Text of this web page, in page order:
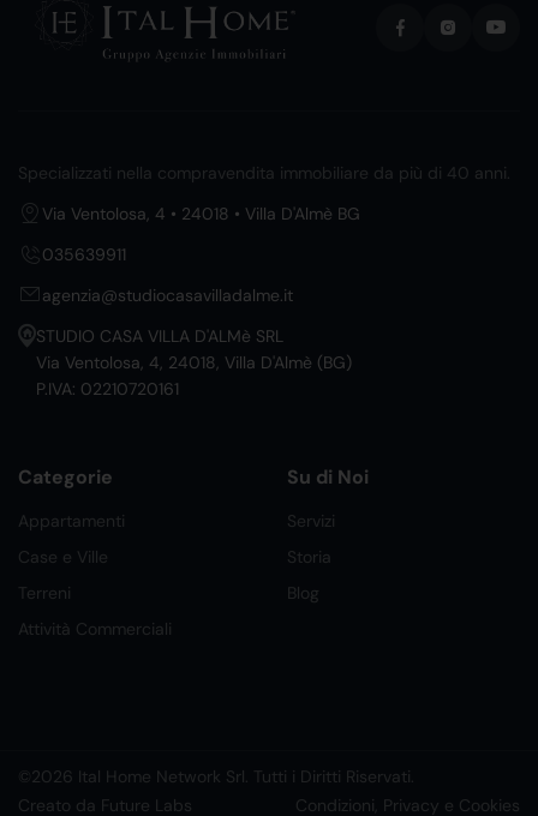
Specializzati nella compravendita immobiliare da più di 40 anni.
Via Ventolosa, 4 • 24018 • Villa D'Almè BG
035639911
agenzia@studiocasavilladalme.it
STUDIO CASA VILLA D'ALMè SRL
Via Ventolosa, 4, 24018, Villa D'Almè (BG)
P.IVA: 02210720161
Categorie
Appartamenti
Case e Ville
Terreni
Attività Commerciali
Su di Noi
Servizi
Storia
Blog
©2026 Ital Home Network Srl. Tutti i Diritti Riservati.
Creato da Future Labs
Condizioni, Privacy e Cookies